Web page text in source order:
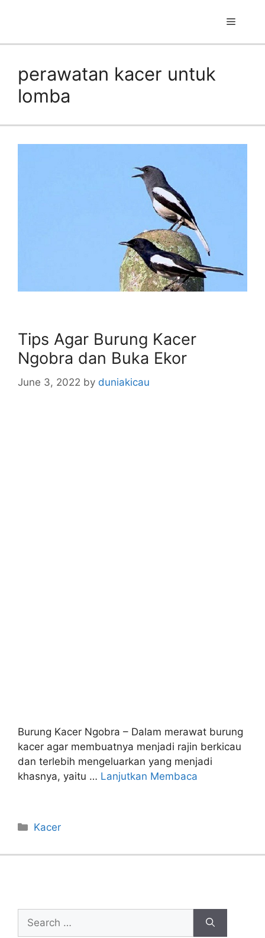
Menu
perawatan kacer untuk
lomba
Tips Agar Burung Kacer
Ngobra dan Buka Ekor
June 3, 2022 by duniakicau
Burung Kacer Ngobra – Dalam merawat burung
kacer agar membuatnya menjadi rajin berkicau
dan terlebih mengeluarkan yang menjadi
khasnya, yaitu … Lanjutkan Membaca
Categories
Kacer
Search
for: